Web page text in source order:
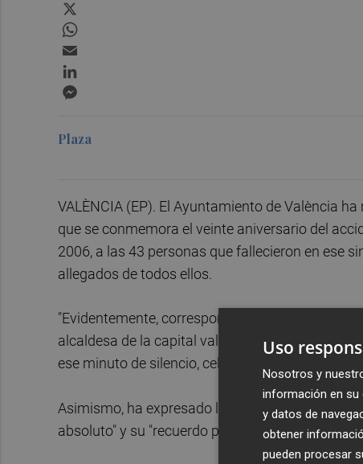
Plaza
VALÈNCIA (EP). El Ayuntamiento de València
que se conmemora el veinte aniversario del
2006, a las 43 personas que fallecieron en ese
allegados de todos ellos.
"Evidentemente, correspondía hacer este gesto
alcaldesa de la capital valenciana,María José
ese minuto de silencio, celebrado a mediodía.
Asimismo, ha expresado la voluntad de los
absoluto" y su "recuerdo para todas las
Uso
Nosotros y
información en su
y datos de
obtener
pueden procesar